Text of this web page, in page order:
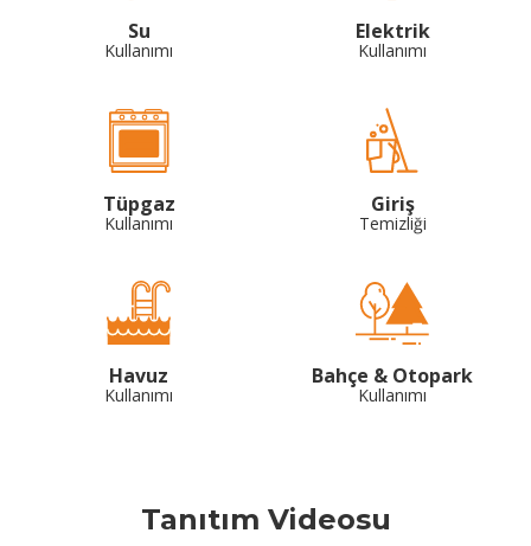
Su
Kullanımı
Elektrik
Kullanımı
Tüpgaz
Kullanımı
Giriş
Temizliği
Havuz
Kullanımı
Bahçe & Otopark
Kullanımı
Tanıtım Videosu